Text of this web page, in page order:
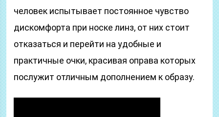
человек испытывает постоянное чувство
дискомфорта при носке линз, от них стоит
отказаться и перейти на удобные и
практичные очки, красивая оправа которых
послужит отличным дополнением к образу.